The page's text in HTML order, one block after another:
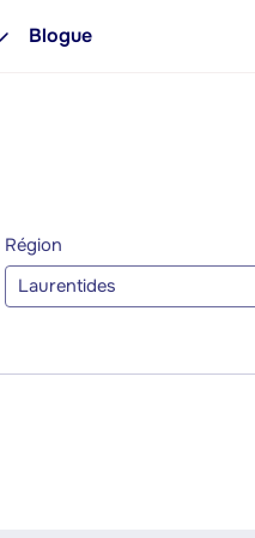
Blogue
Région
Laurentides